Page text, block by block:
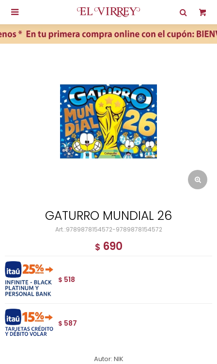

GATURRO MUNDIAL 26
9789878154572-9789878154572
$ 690
$ 518
$ 587
Autor: NIK